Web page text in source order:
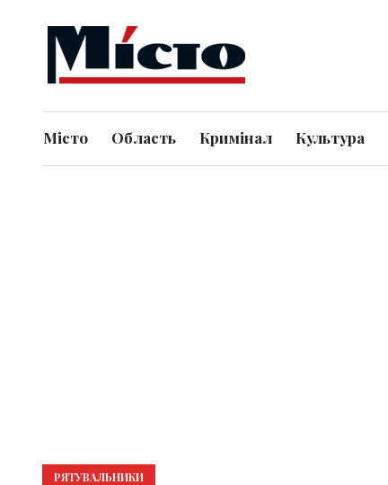
Місто Область Кримінал Культура
РЯТУВАЛЬНИКИ